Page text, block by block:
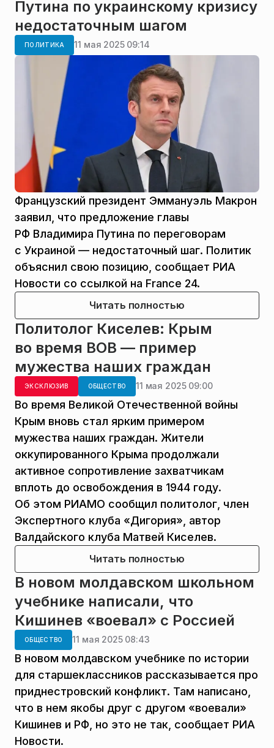
Путина по украинскому кризису
недостаточным шагом
ПОЛИТИКА 11 мая 2025 09:14
Французский президент Эммануэль Макрон
заявил, что предложение главы
РФ Владимира Путина по переговорам
с Украиной — недостаточный шаг. Политик
объяснил свою позицию, сообщает РИА
Новости со ссылкой на France 24.
Читать полностью
Политолог Киселев: Крым
во время ВОВ — пример
мужества наших граждан
ЭКСКЛЮЗИВ ОБЩЕСТВО 11 мая 2025 09:00
Во время Великой Отечественной войны
Крым вновь стал ярким примером
мужества наших граждан. Жители
оккупированного Крыма продолжали
активное сопротивление захватчикам
вплоть до освобождения в 1944 году.
Об этом РИАМО сообщил политолог, член
Экспертного клуба «Дигория», автор
Валдайского клуба Матвей Киселев.
Читать полностью
В новом молдавском школьном
учебнике написали, что
Кишинев «воевал» с Россией
ОБЩЕСТВО 11 мая 2025 08:43
В новом молдавском учебнике по истории
для старшеклассников рассказывается про
приднестровский конфликт. Там написано,
что в нем якобы друг с другом «воевали»
Кишинев и РФ, но это не так, сообщает РИА
Новости.